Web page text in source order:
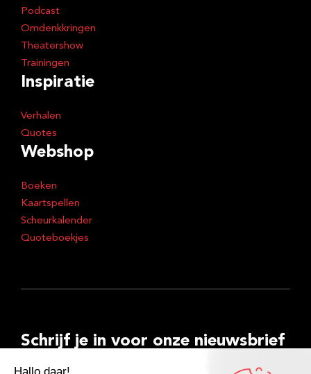
Podcast
Omdenkkringen
Theatershow
Trainingen
Inspiratie
Verhalen
Quotes
Webshop
Boeken
Kaartspellen
Scheurkalender
Quoteboekjes
Schrijf je in voor onze nieuwsbrief